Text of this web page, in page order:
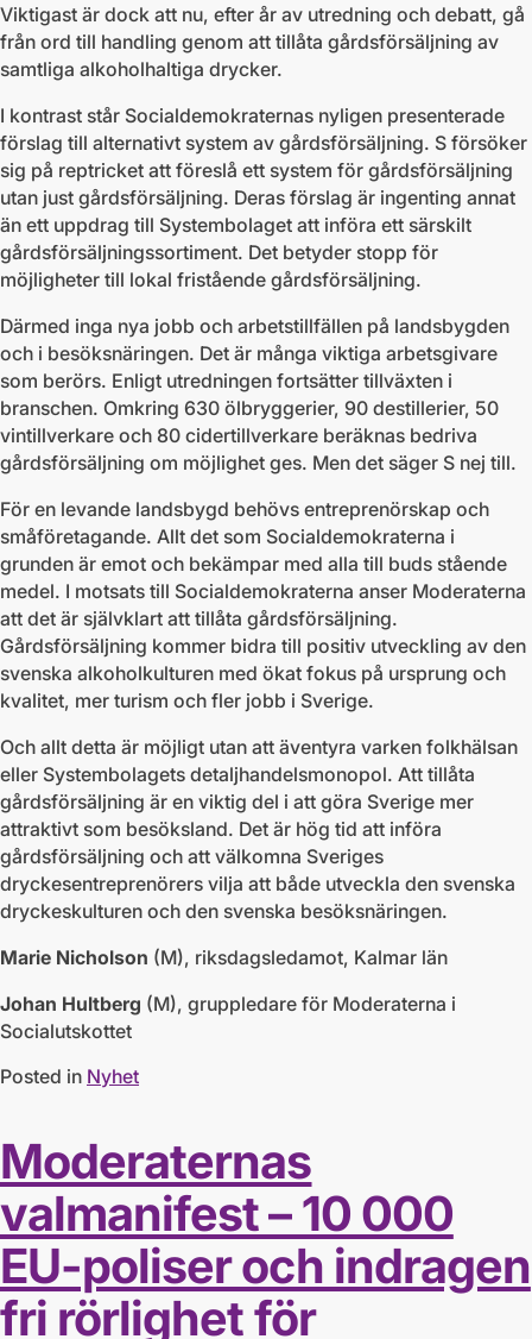
Viktigast är dock att nu, efter år av utredning och debatt, gå
från ord till handling genom att tillåta gårdsförsäljning av
samtliga alkoholhaltiga drycker.
I kontrast står Socialdemokraternas nyligen presenterade
förslag till alternativt system av gårdsförsäljning. S försöker
sig på reptricket att föreslå ett system för gårdsförsäljning
utan just gårdsförsäljning. Deras förslag är ingenting annat
än ett uppdrag till Systembolaget att införa ett särskilt
gårdsförsäljningssortiment. Det betyder stopp för
möjligheter till lokal fristående gårdsförsäljning.
Därmed inga nya jobb och arbetstillfällen på landsbygden
och i besöksnäringen. Det är många viktiga arbetsgivare
som berörs. Enligt utredningen fortsätter tillväxten i
branschen. Omkring 630 ölbryggerier, 90 destillerier, 50
vintillverkare och 80 cidertillverkare beräknas bedriva
gårdsförsäljning om möjlighet ges. Men det säger S nej till.
För en levande landsbygd behövs entreprenörskap och
småföretagande. Allt det som Socialdemokraterna i
grunden är emot och bekämpar med alla till buds stående
medel. I motsats till Socialdemokraterna anser Moderaterna
att det är självklart att tillåta gårdsförsäljning.
Gårdsförsäljning kommer bidra till positiv utveckling av den
svenska alkoholkulturen med ökat fokus på ursprung och
kvalitet, mer turism och fler jobb i Sverige.
Och allt detta är möjligt utan att äventyra varken folkhälsan
eller Systembolagets detaljhandelsmonopol. Att tillåta
gårdsförsäljning är en viktig del i att göra Sverige mer
attraktivt som besöksland. Det är hög tid att införa
gårdsförsäljning och att välkomna Sveriges
dryckesentreprenörers vilja att både utveckla den svenska
dryckeskulturen och den svenska besöksnäringen.
Marie Nicholson (M), riksdagsledamot, Kalmar län
Johan Hultberg (M), gruppledare för Moderaterna i
Socialutskottet
Posted in Nyhet
Moderaternas
valmanifest – 10 000
EU-poliser och indragen
fri rörlighet för